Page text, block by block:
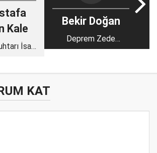
Kale
İsa
Bekir Doğan
Deprem Zede
Belediyeler İdam’a
KAT